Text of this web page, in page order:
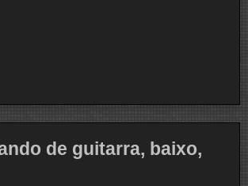
de guitarra, baixo,